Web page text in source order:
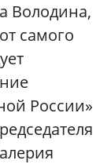
Володина,
самого
России»